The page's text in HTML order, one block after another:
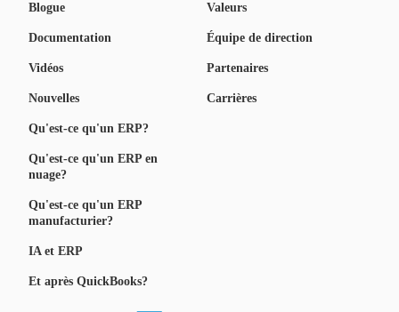
Blogue
Documentation
Vidéos
Nouvelles
Qu'est-ce qu'un ERP?
Qu'est-ce qu'un ERP en
nuage?
Qu'est-ce qu'un ERP
manufacturier?
IA et ERP
Et après QuickBooks?
Valeurs
Équipe de direction
Partenaires
Carrières